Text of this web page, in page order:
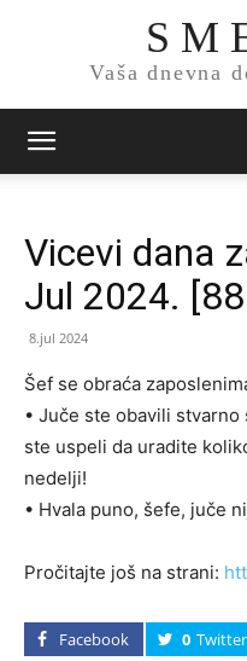
S M
Vaša dnevna
Vicevi dana
Jul 2024.
8.jul 2024
Šef se obraća
• Juče ste obavili
ste uspeli da uradite
nedelji!
• Hvala puno, šefe, juče
Pročitajte još na strani:
Facebook 0 Twitter